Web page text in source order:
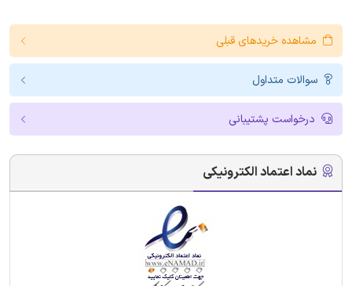
مشاهده خریدهای قبلی
سوالات متداول
درخواست پشتیبانی
نماد اعتماد الکترونیکی